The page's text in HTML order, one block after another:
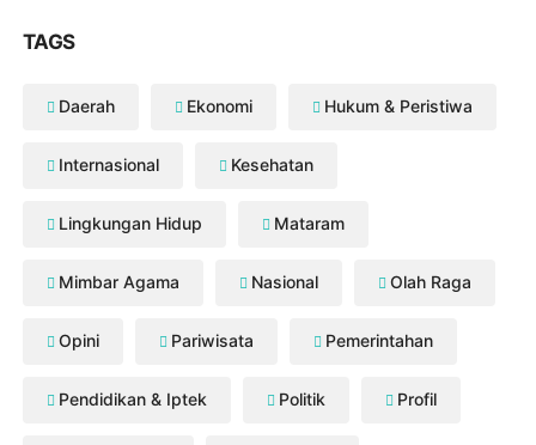
TAGS
Daerah Ekonomi Hukum & Peristiwa
Internasional Kesehatan
Lingkungan Hidup Mataram
Mimbar Agama Nasional Olah Raga
Opini Pariwisata Pemerintahan
Pendidikan & Iptek Politik Profil